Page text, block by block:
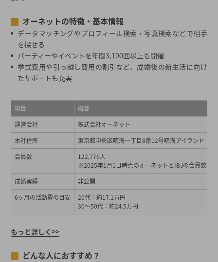
オーネットの特徴・基本情報
データマッチングやプロフィール検索・写真検索などで相手
を探せる
パーティーやイベントを年間3,100回以上も開催
挙式費用や引っ越し費用の割引など、成婚後の新生活に向け
たサポートも充実
項目
概要
運営会社
株式会社オーネット
本社住所
東京都中央区晴海一丁目8番12号晴海アイランド ト
会員数
122,776人
※2025年1月1日時点のオーネットとIBJの会員数の
成婚実績
非公開
6ヶ月の活動費の目安
20代：約17.1万円
30～50代：約24.5万円
もっと詳しく>>
どんな人におすすめ？